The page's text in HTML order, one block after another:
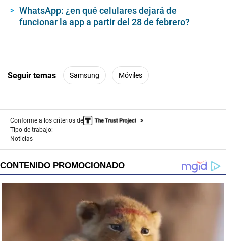
WhatsApp: ¿en qué celulares dejará de
funcionar la app a partir del 28 de febrero?
Seguir temas Samsung Móviles
Conforme a los criterios de
Tipo de trabajo:
Noticias